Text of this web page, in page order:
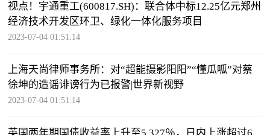
视点！宇通重工(600817.SH)：联合体中标12.25亿元郑州
经济技术开发区环卫、绿化一体化服务项目
2023-07-04 01:51:14
上海天尚律师事务所：对“超能摄影阳阳”“懂瓜呱”对蔡
徐坤的造谣诽谤行为已报警|世界新视野
2023-07-04 01:51:14